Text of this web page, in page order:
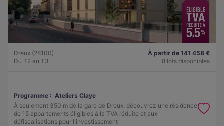
Dreux (28100)
Du T2 au T3
À partir de 141 458 €
8 lots disponibles
Programme : Ateliers Claye
À seulement 350 m de la gare de Dreux, découvrez une résidence
de 15 appartements éligibles à la TVA réduite et aux
défiscalisations pour l'investissement